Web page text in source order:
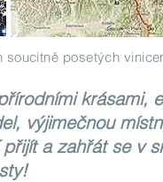
posetých
krásami,
výjimečnou
a zahřát se v